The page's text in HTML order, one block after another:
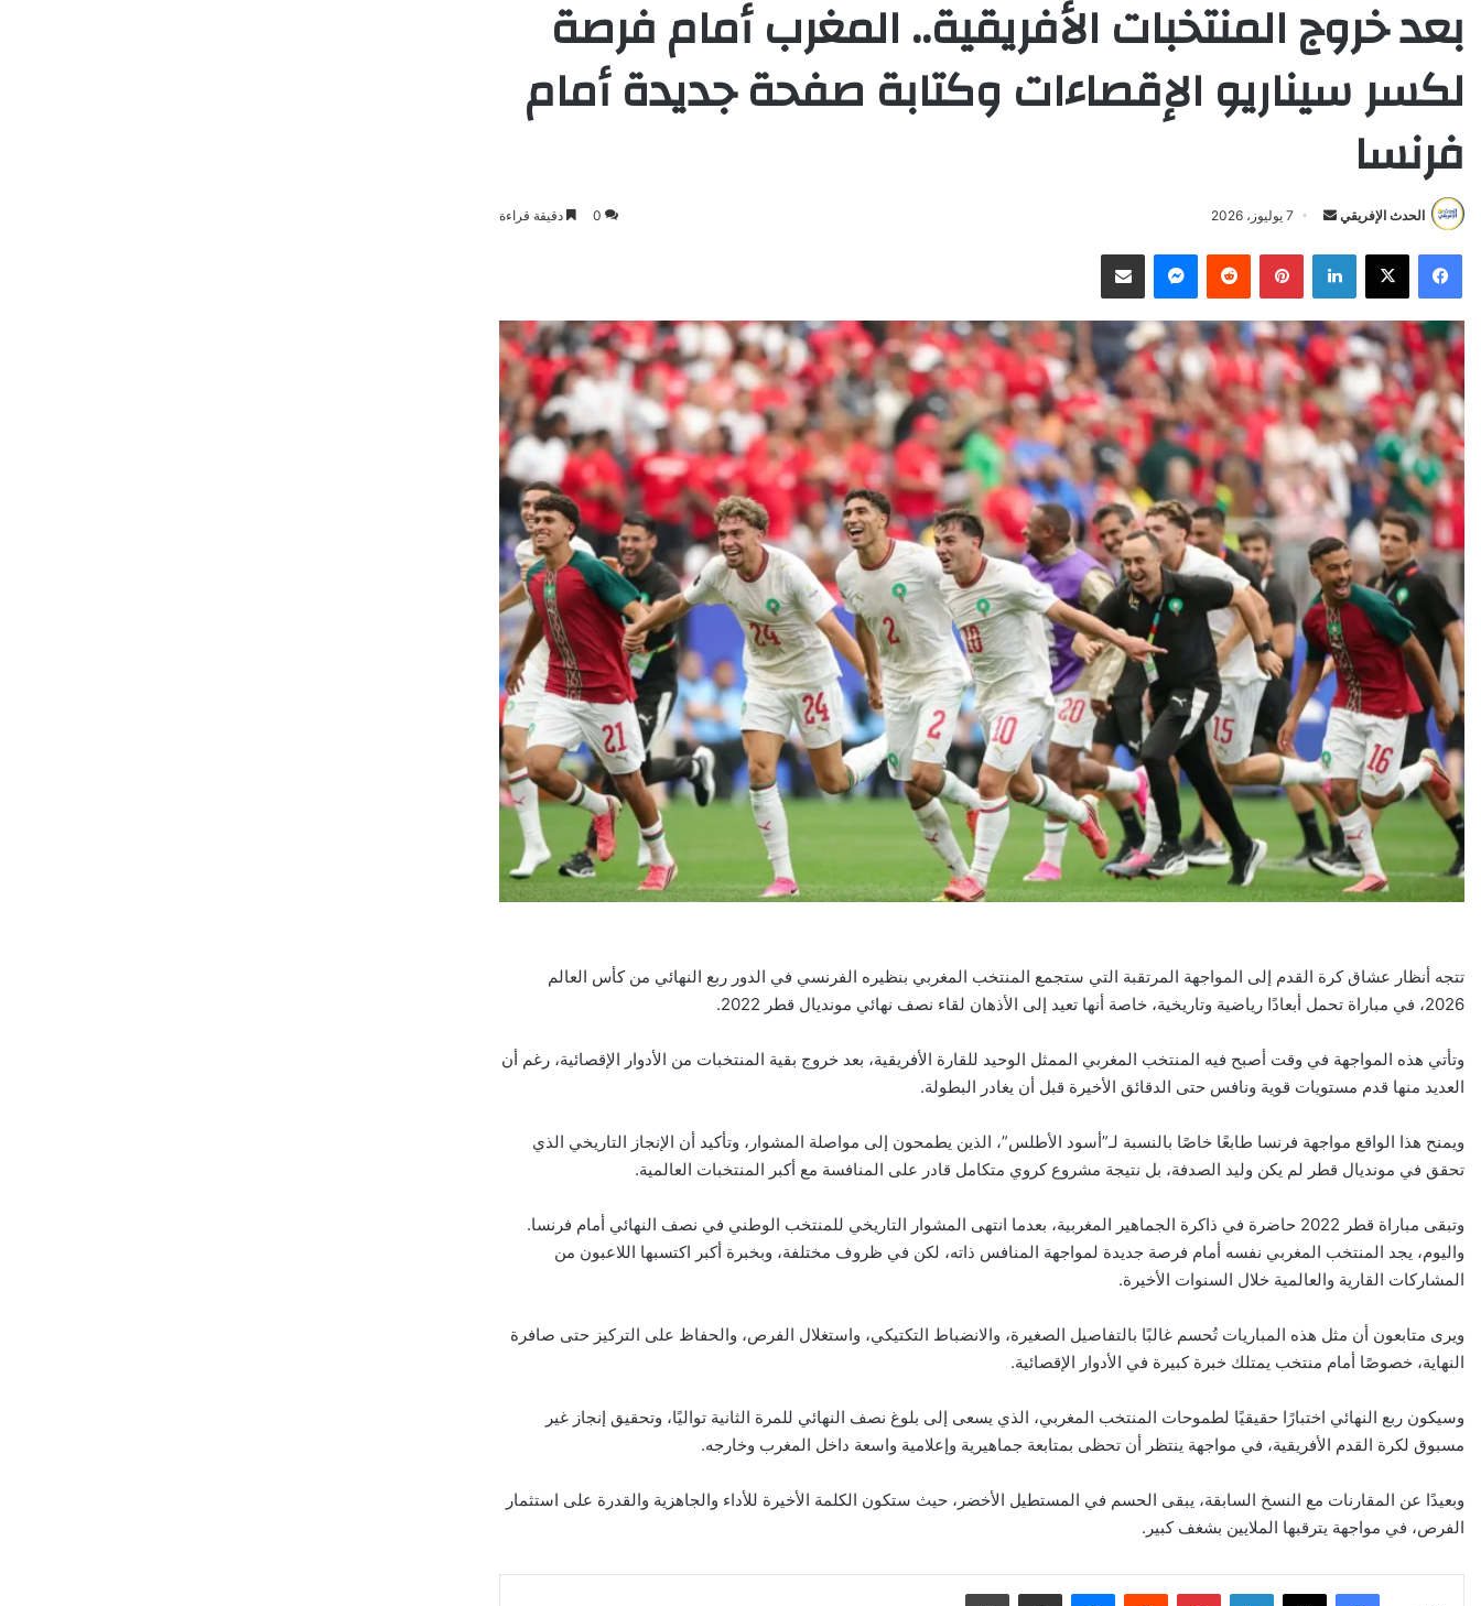
بعد خروج المنتخبات الأفريقية.. المغرب أمام فرصة
لكسر سيناريو الإقصاءات وكتابة صفحة جديدة أمام
فرنسا
الحدث الإفريقي
Send 7 يوليوز، 2026 0 دقيقة قراءة
Facebook
X
LinkedIn
Pinterest
Reddit
Messengerانشر عبر البريد الإلكتروني
تتجه أنظار عشاق كرة القدم إلى المواجهة المرتقبة التي ستجمع المنتخب المغربي بنظيره الفرنسي في الدور ربع النهائي من كأس العالم
2026، في مباراة تحمل أبعادًا رياضية وتاريخية، خاصة أنها تعيد إلى الأذهان لقاء نصف نهائي مونديال قطر 2022.
وتأتي هذه المواجهة في وقت أصبح فيه المنتخب المغربي الممثل الوحيد للقارة الأفريقية، بعد خروج بقية المنتخبات من الأدوار الإقصائية، رغم أن
العديد منها قدم مستويات قوية ونافس حتى الدقائق الأخيرة قبل أن يغادر البطولة.
ويمنح هذا الواقع مواجهة فرنسا طابعًا خاصًا بالنسبة لـ”أسود الأطلس”، الذين يطمحون إلى مواصلة المشوار، وتأكيد أن الإنجاز التاريخي الذي
تحقق في مونديال قطر لم يكن وليد الصدفة، بل نتيجة مشروع كروي متكامل قادر على المنافسة مع أكبر المنتخبات العالمية.
وتبقى مباراة قطر 2022 حاضرة في ذاكرة الجماهير المغربية، بعدما انتهى المشوار التاريخي للمنتخب الوطني في نصف النهائي أمام فرنسا.
واليوم، يجد المنتخب المغربي نفسه أمام فرصة جديدة لمواجهة المنافس ذاته، لكن في ظروف مختلفة، وبخبرة أكبر اكتسبها اللاعبون من
المشاركات القارية والعالمية خلال السنوات الأخيرة.
ويرى متابعون أن مثل هذه المباريات تُحسم غالبًا بالتفاصيل الصغيرة، والانضباط التكتيكي، واستغلال الفرص، والحفاظ على التركيز حتى صافرة
النهاية، خصوصًا أمام منتخب يمتلك خبرة كبيرة في الأدوار الإقصائية.
وسيكون ربع النهائي اختبارًا حقيقيًا لطموحات المنتخب المغربي، الذي يسعى إلى بلوغ نصف النهائي للمرة الثانية تواليًا، وتحقيق إنجاز غير
مسبوق لكرة القدم الأفريقية، في مواجهة ينتظر أن تحظى بمتابعة جماهيرية وإعلامية واسعة داخل المغرب وخارجه.
وبعيدًا عن المقارنات مع النسخ السابقة، يبقى الحسم في المستطيل الأخضر، حيث ستكون الكلمة الأخيرة للأداء والجاهزية والقدرة على استثمار
الفرص، في مواجهة يترقبها الملايين بشغف كبير.
Facebook
X
LinkedIn
Pinterest
Reddit
Messengerانشر عبر البريد الإلكترونياطبع